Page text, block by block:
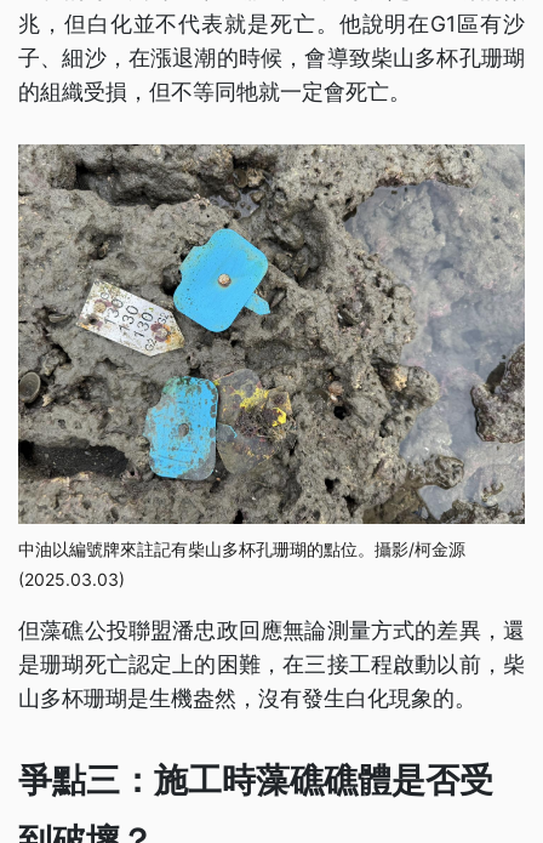
兆，但白化並不代表就是死亡。他說明在G1區有沙
子、細沙，在漲退潮的時候，會導致柴山多杯孔珊瑚
的組織受損，但不等同牠就一定會死亡。
中油以編號牌來註記有柴山多杯孔珊瑚的點位。攝影/柯金源
(2025.03.03)
但藻礁公投聯盟潘忠政回應無論測量方式的差異，還
是珊瑚死亡認定上的困難，在三接工程啟動以前，柴
山多杯珊瑚是生機盎然，沒有發生白化現象的。
爭點三：施工時藻礁礁體是否受